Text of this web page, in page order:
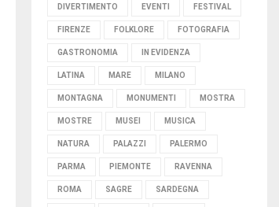
DIVERTIMENTO EVENTI FESTIVAL
FIRENZE FOLKLORE FOTOGRAFIA
GASTRONOMIA IN EVIDENZA
LATINA MARE MILANO
MONTAGNA MONUMENTI MOSTRA
MOSTRE MUSEI MUSICA
NATURA PALAZZI PALERMO
PARMA PIEMONTE RAVENNA
ROMA SAGRE SARDEGNA